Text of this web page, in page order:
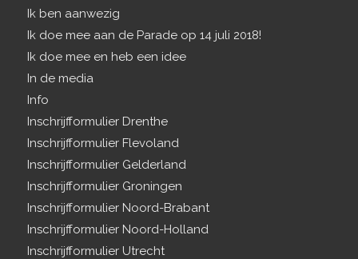
Ik ben aanwezig
Ik doe mee aan de Parade op 14 juli 2018!
Ik doe mee en heb een idee
In de media
Info
Inschrijfformulier Drenthe
Inschrijfformulier Flevoland
Inschrijfformulier Gelderland
Inschrijfformulier Groningen
Inschrijfformulier Noord-Brabant
Inschrijfformulier Noord-Holland
Inschrijfformulier Utrecht